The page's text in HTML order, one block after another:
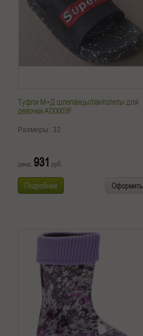
Туфли М+Д шлепанцы/пантолеты для
девочки AD0003F
Размеры: 32
цена: 931 руб.
Подробнее Оформить